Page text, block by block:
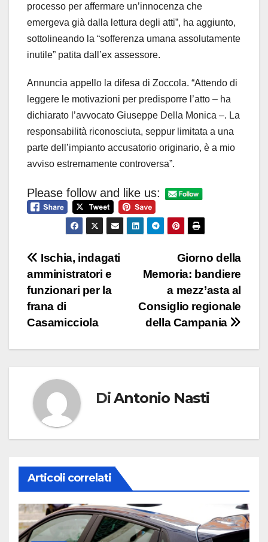
processo per affermare un’innocenza che
emergeva già dalla lettura degli atti”, ha aggiunto,
sottolineando la “sofferenza umana assolutamente
inutile” patita dall’ex assessore.
Annuncia appello la difesa di Zoccola. “Attendo di
leggere le motivazioni per predisporre l’atto – ha
dichiarato l’avvocato Giuseppe Della Monica –. La
responsabilità riconosciuta, seppur limitata a una
parte dell’impianto accusatorio originario, è a mio
avviso estremamente controversa”.
Please follow and like us:
Navigazione
articoli
Giorno della
Memoria: bandiere
a mezz’asta al
Consiglio regionale
della Campania
Ischia, indagati
amministratori e
funzionari per la
frana di
Casamicciola
DiAntonio Nasti
Articoli correlati